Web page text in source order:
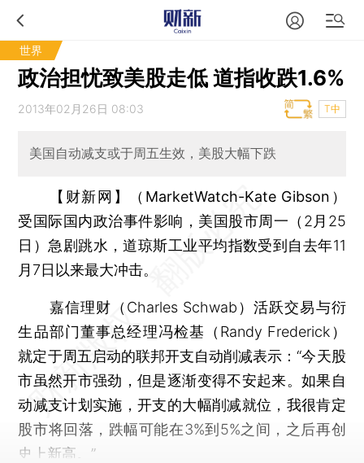
世界
政治担忧致美股走低 道指收跌1.6%
2013年02月26日 08:03 T中
美国自动减支或于周五生效，美股大幅下跌
【财新网】（MarketWatch-Kate Gibson）
受国际国内政治事件影响，美国股市周一（2月25
日）急剧跳水，道琼斯工业平均指数受到自去年11
月7日以来最大冲击。
嘉信理财（Charles Schwab）活跃交易与衍
生品部门董事总经理冯检基（Randy Frederick）
就定于周五启动的联邦开支自动削减表示：“今天股
市虽然开市强劲，但是逐渐变得不安起来。如果自
动减支计划实施，开支的大幅削减就位，我很肯定
股市将回落，跌幅可能在3%到5%之间，之后再创
史上新高。”